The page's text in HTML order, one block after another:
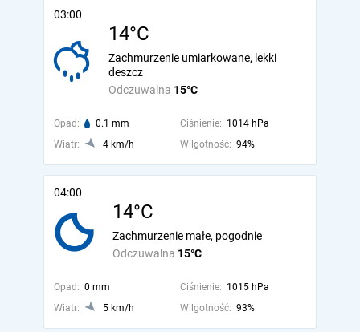
03:00
14°C
Odczuwalna 15°C
Zachmurzenie umiarkowane, lekki
deszcz
Opad: 0.1 mm Ciśnienie: 1014 hPa
Wiatr:
4 km/h Wilgotność: 94%
04:00
14°C
Odczuwalna 15°C
Zachmurzenie małe, pogodnie
Opad: 0 mm Ciśnienie: 1015 hPa
Wiatr:
5 km/h Wilgotność: 93%